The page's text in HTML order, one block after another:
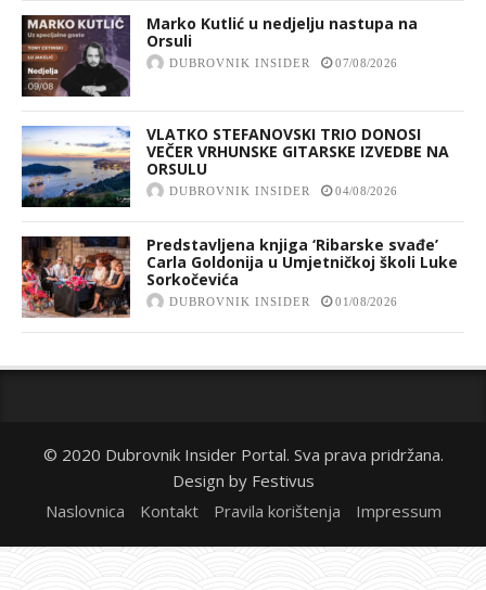
Marko Kutlić u nedjelju nastupa na
Orsuli
DUBROVNIK INSIDER 07/08/2026
VLATKO STEFANOVSKI TRIO DONOSI
VEČER VRHUNSKE GITARSKE IZVEDBE NA
ORSULU
DUBROVNIK INSIDER 04/08/2026
Predstavljena knjiga ‘Ribarske svađe’
Carla Goldonija u Umjetničkoj školi Luke
Sorkočevića
DUBROVNIK INSIDER 01/08/2026
© 2020 Dubrovnik Insider Portal. Sva prava pridržana.
Design by Festivus
Naslovnica
Kontakt Pravila korištenja Impressum